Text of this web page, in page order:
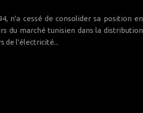
n'a cessé de consolider sa position en
du marché tunisien dans la distribution
de l'électricité...